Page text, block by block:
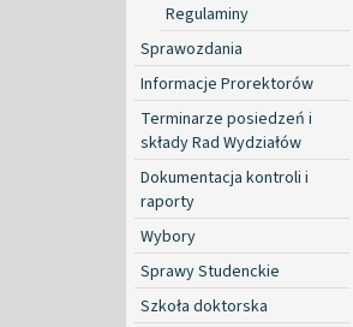
Regulaminy
Sprawozdania
Informacje Prorektorów
Terminarze posiedzeń i
składy Rad Wydziałów
Dokumentacja kontroli i
raporty
Wybory
Sprawy Studenckie
Szkoła doktorska